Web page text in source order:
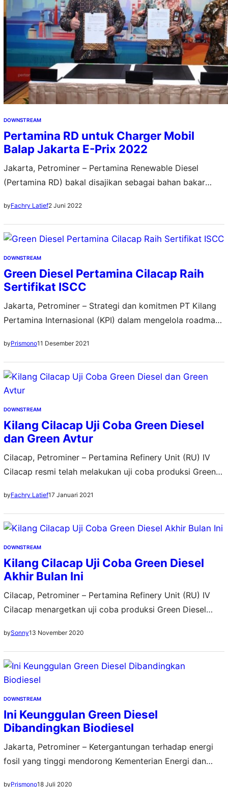
DOWNSTREAM
Pertamina RD untuk Charger Mobil
Balap Jakarta E-Prix 2022
Jakarta, Petrominer – Pertamina Renewable Diesel
(Pertamina RD) bakal disajikan sebagai bahan bakar
yang digunakan para pembalap mobil dunia di ajang
internasional Jakarta E-Prix 2022 akhir pekan ini.
Pertamina menghadirkan produk green energy tersebut
sebagai salah satu upaya memperkuat langkahnya dalam
transisi energi. Direktur Utama PT Kilang…
byFachry Latief2 Juni 2022
DOWNSTREAM
Green Diesel Pertamina Cilacap Raih
Sertifikat ISCC
Jakarta, Petrominer – Strategi dan komitmen PT Kilang
Pertamina Internasional (KPI) dalam mengelola roadmap
Salah satu unitnya di Cilacap, yang memproduksi green
diesel (D100), meraih Sertifikat International
Sustainability and Carbon Certification (ISCC) melalui
Badan Sertifikasi Independen yaitu Intertex. Menurut
Direktur Utama KPI, Djoko Priyono, lulusnya KPI dalam
sertifikasi karbon…
byPrismono11 Desember 2021
DOWNSTREAM
Kilang Cilacap Uji Coba Green Diesel
dan Green Avtur
Cilacap, Petrominer – Pertamina Refinery Unit (RU) IV
Cilacap resmi telah melakukan uji coba produksi Green
minyak kelapa sawit. Ini merupakan bukti komitmen RU
IV untuk memproduksi bahan bakar minyak ramah
lingkungan. “Uji coba produksi Green Diesel berlangsung
pada 9–16 Januari 2021. Sedangkan uji coba Green…
byFachry Latief17 Januari 2021
DOWNSTREAM
Kilang Cilacap Uji Coba Green Diesel
Akhir Bulan Ini
Cilacap, Petrominer – Pertamina Refinery Unit (RU) IV
Cilacap menargetkan uji coba produksi Green Diesel
100 (Green Diesel 100 persen) ini adalah salah satu dari
tiga produk ramah lingkungan yang dikembangkan
Pertamina RU IV berbahan dasar Refined Bleached
Deodorized Palm Oil (RBDPO/minyak sawit). Unit
Manager Communication, Relations,…
bySonny13 November 2020
DOWNSTREAM
Ini Keunggulan Green Diesel
Dibandingkan Biodiesel
Jakarta, Petrominer – Ketergantungan terhadap energi
fosil yang tinggi mendorong Kementerian Energi dan
byPrismono18 Juli 2020